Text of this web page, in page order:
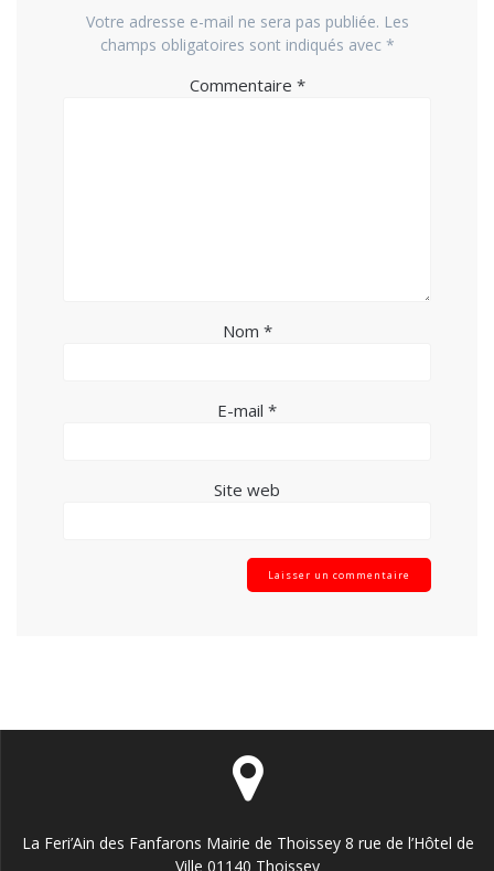
Votre adresse e-mail ne sera pas publiée. Les
champs obligatoires sont indiqués avec *
Commentaire *
Nom *
E-mail *
Site web
La Feri’Ain des Fanfarons Mairie de Thoissey 8 rue de l’Hôtel de
Ville 01140 Thoissey